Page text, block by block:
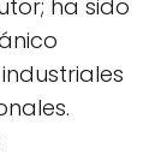
ha sido